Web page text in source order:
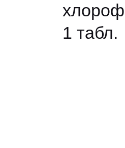
1 табл.